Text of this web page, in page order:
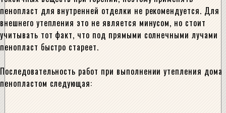
пенопласт для внутренней отделки не рекомендуется. Для
внешнего утепления это не является минусом, но стоит
учитывать тот факт, что под прямыми солнечными лучами
пенопласт быстро стареет.
Последовательность работ при выполнении утепления дома
пенопластом следующая: